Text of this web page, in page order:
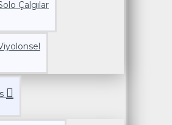
Çalgılar